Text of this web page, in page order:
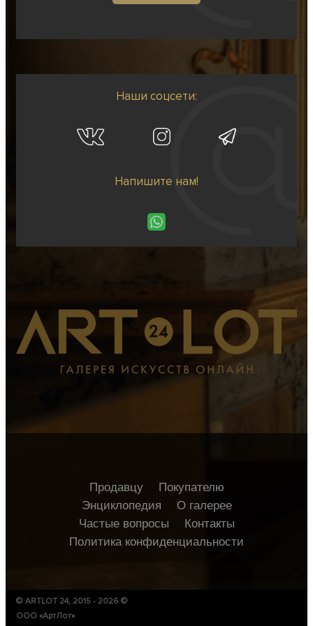
Наши соцсети:
Напишите нам!
Продавцу
Покупателю
Энциклопедия
О галерее
Частые вопросы
Контакты
Политика конфиденциальности
© ARTLOT 24, 2015 - 2026 ©
ООО «АртЛот»